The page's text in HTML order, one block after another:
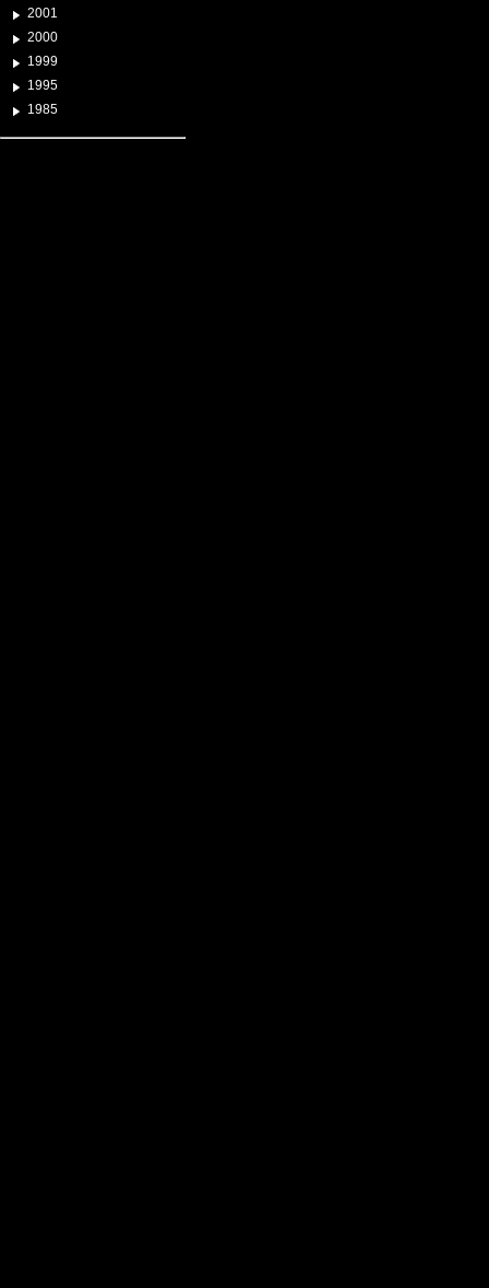
2001
2000
1999
1995
1985